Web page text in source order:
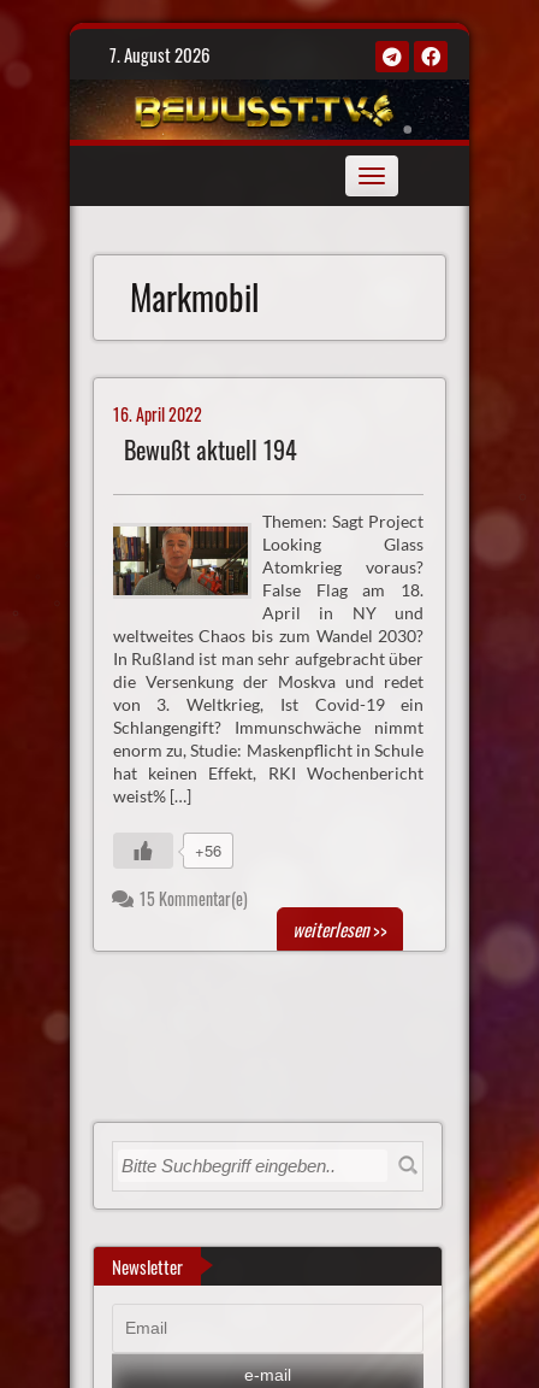
Skip
7. August 2026
Toggle
navigation
Markmobil
16. April 2022
Bewußt aktuell 194
Themen: Sagt Project
Looking Glass
Atomkrieg voraus?
False Flag am 18.
April in NY und
weltweites Chaos bis zum Wandel 2030?
In Rußland ist man sehr aufgebracht über
die Versenkung der Moskva und redet
von 3. Weltkrieg, Ist Covid-19 ein
Schlangengift? Immunschwäche nimmt
enorm zu, Studie: Maskenpflicht in Schule
hat keinen Effekt, RKI Wochenbericht
weist% […]
+56
15 Kommentar(e)
weiterlesen>>
Newsletter